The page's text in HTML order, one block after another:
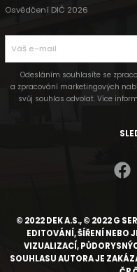
Osvědčení DIČ 2026
Odesláním souhlasíte se
a zpracování marketingových
svůj souhlas odvolat. Více
© 2022 DEK A.S., © 2022 G
EDITOVÁNÍ, ŠÍŘENÍ NEBO
VIZUALIZACÍ,
SOUHLASU AUTORA JE